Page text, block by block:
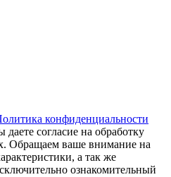
конфиденциальности
согласие на обработку
Oбращаем вaше внимaние нa
а так же
ознакомительный